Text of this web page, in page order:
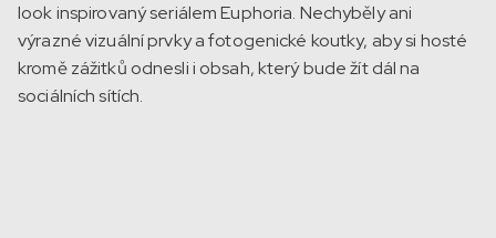
look inspirovaný seriálem Euphoria. Nechyběly ani
výrazné vizuální prvky a fotogenické koutky, aby si hosté
kromě zážitků odnesli i obsah, který bude žít dál na
sociálních sítích.